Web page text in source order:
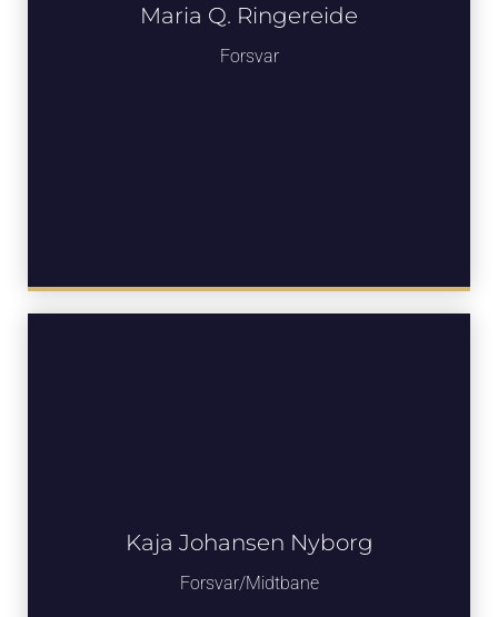
Maria Q. Ringereide
Forsvar
Kaja Johansen Nyborg
Forsvar/Midtbane